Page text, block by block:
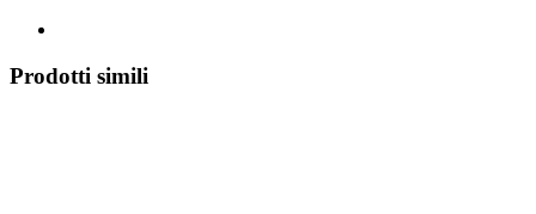
Prodotti simili